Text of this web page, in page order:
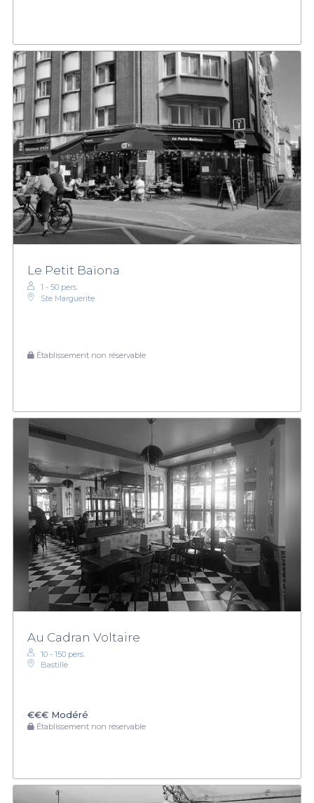
Le Petit Baïona
1 - 50 pers.
Ste Marguerite
Établissement non réservable
Au Cadran Voltaire
10 - 150 pers.
Bastille
€€€ Modéré
Établissement non réservable